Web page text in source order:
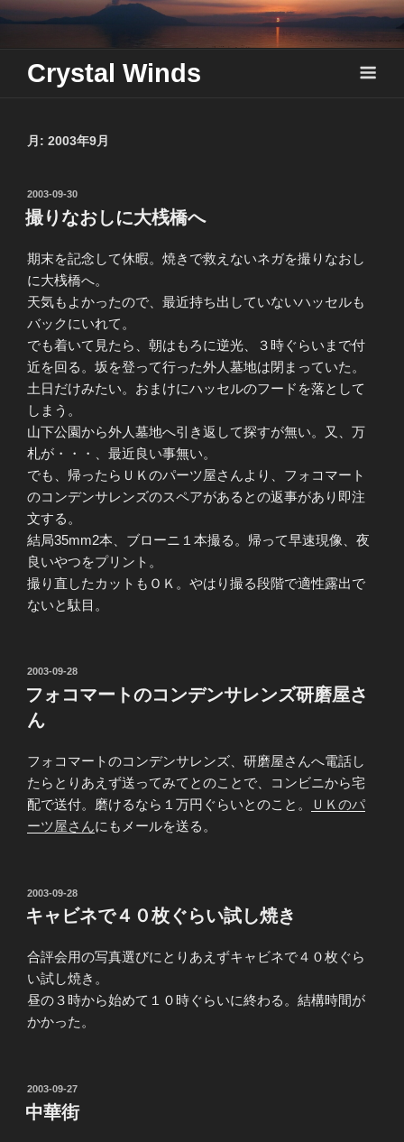
Skip
content
Crystal Winds
月: 2003年9月
投
稿
日:
2003-09-30
撮りなおしに大桟橋へ
期末を記念して休暇。焼きで救えないネガを撮りなおし
に大桟橋へ。
天気もよかったので、最近持ち出していないハッセルも
バックにいれて。
でも着いて見たら、朝はもろに逆光、３時ぐらいまで付
近を回る。坂を登って行った外人墓地は閉まっていた。
土日だけみたい。おまけにハッセルのフードを落として
しまう。
山下公園から外人墓地へ引き返して探すが無い。又、万
札が・・・、最近良い事無い。
でも、帰ったらＵＫのパーツ屋さんより、フォコマート
のコンデンサレンズのスペアがあるとの返事があり即注
文する。
結局35mm2本、ブローニ１本撮る。帰って早速現像、夜
良いやつをプリント。
撮り直したカットもＯＫ。やはり撮る段階で適性露出で
ないと駄目。
投
稿
日:
2003-09-28
フォコマートのコンデンサレンズ研磨屋さ
ん
フォコマートのコンデンサレンズ、研磨屋さんへ電話し
たらとりあえず送ってみてとのことで、コンビニから宅
配で送付。磨けるなら１万円ぐらいとのこと。
ＵＫのパ
ーツ屋さんにもメールを送る。
投
稿
日:
2003-09-28
キャビネで４０枚ぐらい試し焼き
合評会用の写真選びにとりあえずキャビネで４０枚ぐら
い試し焼き。
昼の３時から始めて１０時ぐらいに終わる。結構時間が
かかった。
投
稿
日:
2003-09-27
中華街